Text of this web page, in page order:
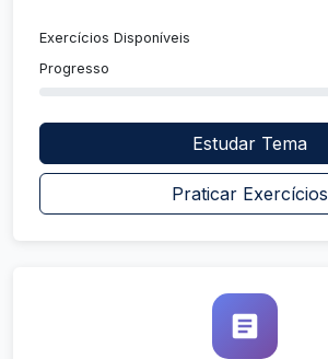
Exercícios Disponíveis
Progresso
Estudar Tema
Praticar Exercícios